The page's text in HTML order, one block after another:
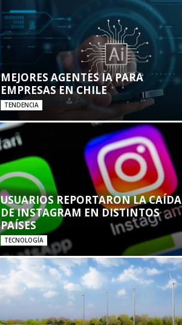
MEJORES AGENTES IA PARA
EMPRESAS EN CHILE
TENDENCIA
USUARIOS REPORTARON LA CAÍDA
DE INSTAGRAM EN DISTINTOS
PAÍSES
TECNOLOGÍA